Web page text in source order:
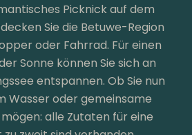
Picknick auf dem
Sie die Betuwe-Region
oder Fahrrad. Für einen
Sonne können Sie sich an
entspannen. Ob Sie nun
Wasser oder gemeinsame
alle Zutaten für eine